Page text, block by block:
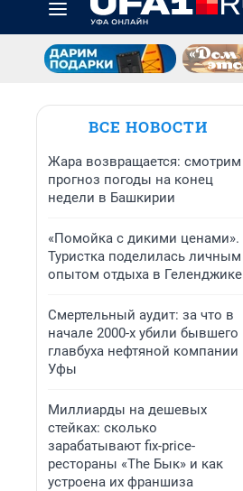
ВСЕ НОВОСТИ
Жара возвращается: смотрим
прогноз погоды на конец
недели в Башкирии
«Помойка с дикими ценами».
Туристка поделилась личным
опытом отдыха в Геленджике
Смертельный аудит: за что в
начале 2000-х убили бывшего
главбуха нефтяной компании
Уфы
Миллиарды на дешевых
стейках: сколько
зарабатывают fix-price-
рестораны «The Бык» и как
устроена их франшиза